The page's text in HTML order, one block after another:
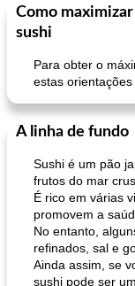
Bolos
muffins de farelo de
Como
sushi
Para obter o
estas orientações
A linha de fundo
Sushi é um pão
frutos do mar
É rico em várias
promovem a
No entanto,
refinados, sal e
Ainda assim, se
sushi pode ser